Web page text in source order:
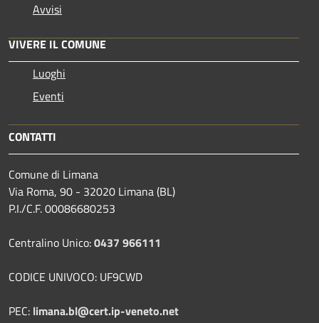
Avvisi
VIVERE IL COMUNE
Luoghi
Eventi
CONTATTI
Comune di Limana
Via Roma, 90 - 32020 Limana (BL)
P.I./C.F. 00086680253
Centralino Unico:0437 966111
CODICE UNIVOCO: UF9CWD
PEC: limana.bl@cert.ip-veneto.net